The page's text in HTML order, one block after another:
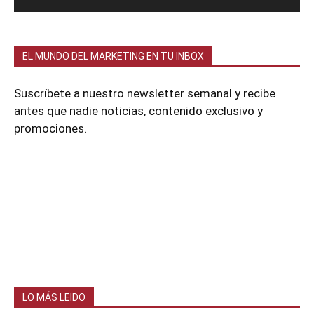
EL MUNDO DEL MARKETING EN TU INBOX
Suscríbete a nuestro newsletter semanal y recibe
antes que nadie noticias, contenido exclusivo y
promociones.
LO MÁS LEIDO